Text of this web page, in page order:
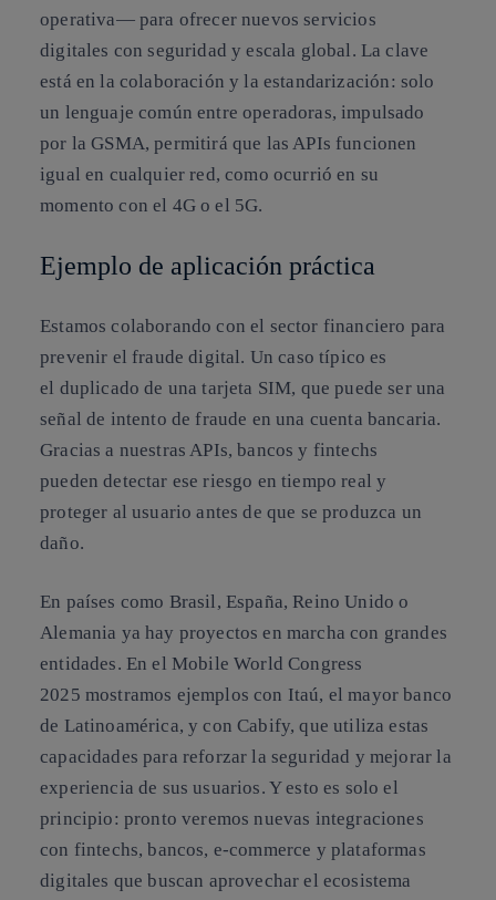
operativa— para ofrecernuevos servicios
digitales con seguridad y escala global. La clave
está en la colaboración y la estandarización: solo
un lenguaje común entre operadoras, impulsado
por la GSMA, permitirá que las APIs funcionen
igual en cualquier red, como ocurrió en su
momento con el 4G o el 5G.
Ejemplo de aplicación práctica
Estamos colaborando con el sector financiero para
prevenir el fraude digital. Un caso típico es
el duplicado de una tarjeta SIM, que puede ser una
señal de intento de fraude en una cuenta bancaria.
Gracias a nuestras APIs, bancos y fintechs
puedendetectar ese riesgo en tiempo real y
proteger al usuario antes de que se produzca un
daño.
En países como Brasil, España, Reino Unido o
Alemania ya hay proyectos en marcha con grandes
entidades. En el Mobile World Congress
2025 mostramos ejemplos con Itaú, el mayor banco
de Latinoamérica, y con Cabify, que utiliza estas
capacidades para reforzar la seguridad y mejorar la
experiencia de sus usuarios. Y esto es solo el
principio: pronto veremos nuevas integraciones
con fintechs, bancos, e-commerce y plataformas
digitales que buscan aprovechar el ecosistema